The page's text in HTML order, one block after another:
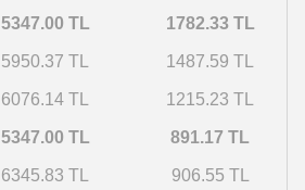
5347.00 TL 1782.33 TL
5950.37 TL 1487.59 TL
6076.14 TL 1215.23 TL
5347.00 TL 891.17 TL
6345.83 TL 906.55 TL